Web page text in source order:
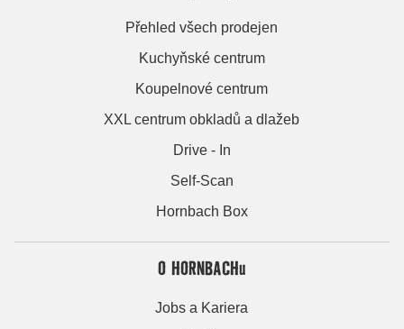
Přehled všech prodejen
Kuchyňské centrum
Koupelnové centrum
XXL centrum obkladů a dlažeb
Drive - In
Self-Scan
Hornbach Box
O HORNBACHu
Jobs a Kariera